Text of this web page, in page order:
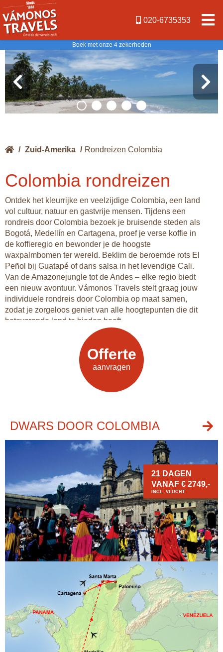
020-6735353
Boek met onze 4 zekerheden
/ Zuid-Amerika / Rondreizen Colombia
Colombia rondreizen
Ontdek het kleurrijke en veelzijdige Colombia, een land
vol cultuur, natuur en gastvrije mensen. Tijdens een
rondreis door Colombia bezoek je bruisende steden als
Bogotá, Medellín en Cartagena, proef je verse koffie in
de koffieregio en bewonder je de hoogste
waxpalmbomen ter wereld. Beklim de beroemde rots El
Peñol bij Guatapé of dans salsa in het levendige Cali.
Van de Amazonejungle tot de Andes – elke regio biedt
een nieuw avontuur. Vámonos Travels stelt graag jouw
individuele rondreis door Colombia op maat samen,
zodat je zorgeloos geniet van alle hoogtepunten die dit
betoverende land te bieden heeft.
Offerte
aanvragen
DWARS DOOR COLOMBIA
21 DAGEN
VANAF € 2749,-
INCL. VLUCHT